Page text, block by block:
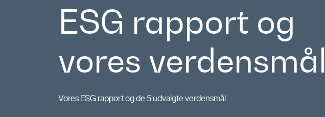
ESG rapport og
vores verdensmål
Vores ESG rapport og de 5 udvalgte verdensmål